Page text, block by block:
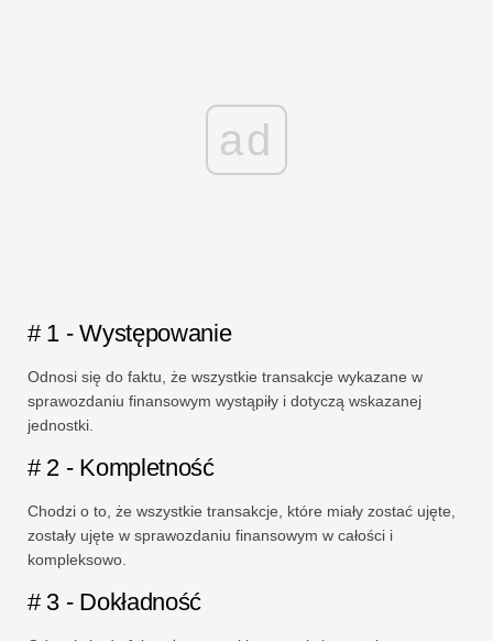
ad
# 1 - Występowanie
Odnosi się do faktu, że wszystkie transakcje wykazane w
sprawozdaniu finansowym wystąpiły i dotyczą wskazanej
jednostki.
# 2 - Kompletność
Chodzi o to, że wszystkie transakcje, które miały zostać ujęte,
zostały ujęte w sprawozdaniu finansowym w całości i
kompleksowo.
# 3 - Dokładność